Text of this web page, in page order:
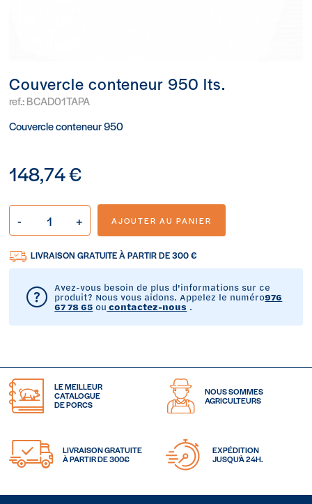
Couvercle conteneur 950 lts.
ref.:BCAD01TAPA
Couvercle conteneur 950
148,74 €
- + AJOUTER AU PANIER
LIVRAISON GRATUITE À PARTIR DE 300 €
Avez-vous besoin de plus d'informations sur ce
produit? Nous vous aidons. Appelez le numéro976
67 78 65 ou contactez-nous .
LE MEILLEUR
CATALOGUE
DE PORCS
NOUS SOMMES
AGRICULTEURS
LIVRAISON GRATUITE
À PARTIR DE 300€
EXPÉDITION
JUSQU'À 24H.